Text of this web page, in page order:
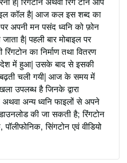
कॉल है| आज कल इस शब्द का
अपनी मन पसंद ध्वनि को फ़ोन
है| पहली बार मोबाइल पर
का निर्माण तथा वितरण
में हुआ| उसके बाद से इसकी
चली गयी| आज के समय में
उपलब्ध है जिनके द्वारा
अथवा अन्य ध्वनि फाइलों से अपने
की जा सकती है; रिंगटोन
सिंगटोन एवं वीडियो